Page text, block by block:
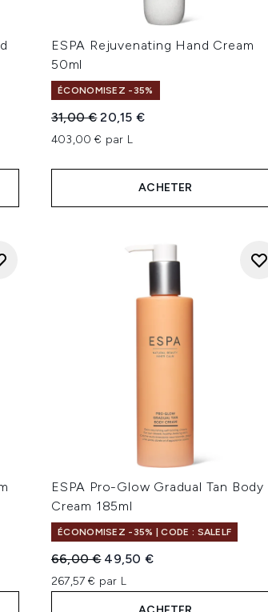
ESPA Rejuvenating Hand Cream
50ml
ÉCONOMISEZ -35%
Prix de vente :
31,00 €Prix ​​actuel :
20,15 €
403,00 € par L
ACHETER
ESPA Pro-Glow Gradual Tan Body
Cream 185ml
ÉCONOMISEZ -35% | CODE : SALELF
Prix de vente :
66,00 € Prix ​​actuel :
49,50 €
267,57 € par L